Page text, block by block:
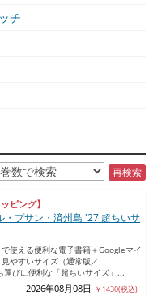
チ
再検索
ピング】
・プサン・済州島 ′27 超ちいサ
使える便利な電子書籍＋Googleマイ
やすいサイズ（通常版／
びに便利な「超ちいサイズ」...
2026年08月08日 ￥1430(税込)